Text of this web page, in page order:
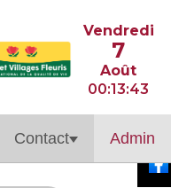
Vendredi
7
Août
00:13:44
Contact Admin